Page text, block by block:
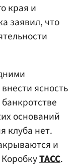
края и
заявил, что
ясность
оснований
клуба нет.
и
ТАСС.